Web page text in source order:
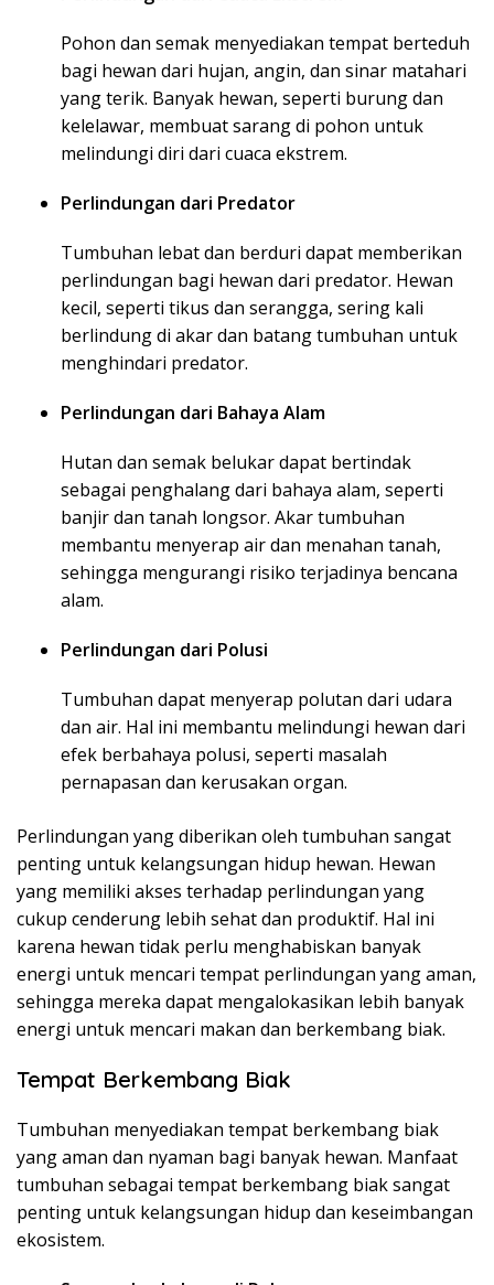
Pohon dan semak menyediakan tempat berteduh
bagi hewan dari hujan, angin, dan sinar matahari
yang terik. Banyak hewan, seperti burung dan
kelelawar, membuat sarang di pohon untuk
melindungi diri dari cuaca ekstrem.
Perlindungan dari Predator
Tumbuhan lebat dan berduri dapat memberikan
perlindungan bagi hewan dari predator. Hewan
kecil, seperti tikus dan serangga, sering kali
berlindung di akar dan batang tumbuhan untuk
menghindari predator.
Perlindungan dari Bahaya Alam
Hutan dan semak belukar dapat bertindak
sebagai penghalang dari bahaya alam, seperti
banjir dan tanah longsor. Akar tumbuhan
membantu menyerap air dan menahan tanah,
sehingga mengurangi risiko terjadinya bencana
alam.
Perlindungan dari Polusi
Tumbuhan dapat menyerap polutan dari udara
dan air. Hal ini membantu melindungi hewan dari
efek berbahaya polusi, seperti masalah
pernapasan dan kerusakan organ.
Perlindungan yang diberikan oleh tumbuhan sangat
penting untuk kelangsungan hidup hewan. Hewan
yang memiliki akses terhadap perlindungan yang
cukup cenderung lebih sehat dan produktif. Hal ini
karena hewan tidak perlu menghabiskan banyak
energi untuk mencari tempat perlindungan yang aman,
sehingga mereka dapat mengalokasikan lebih banyak
energi untuk mencari makan dan berkembang biak.
Tempat Berkembang Biak
Tumbuhan menyediakan tempat berkembang biak
yang aman dan nyaman bagi banyak hewan. Manfaat
tumbuhan sebagai tempat berkembang biak sangat
penting untuk kelangsungan hidup dan keseimbangan
ekosistem.